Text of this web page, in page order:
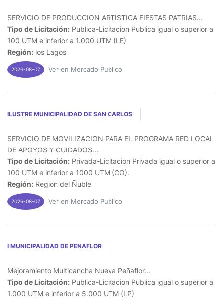
SERVICIO DE PRODUCCION ARTISTICA FIESTAS PATRIAS...
Tipo de Licitación: Publica-Licitacion Publica igual o superior a
100 UTM e inferior a 1.000 UTM (LE)
Región: los Lagos
2026-08-07 Ver en Mercado Publico
ILUSTRE MUNICIPALIDAD DE SAN CARLOS
SERVICIO DE MOVILIZACION PARA EL PROGRAMA RED LOCAL
DE APOYOS Y CUIDADOS...
Tipo de Licitación: Privada-Licitacion Privada igual o superior a
100 UTM e inferior a 1000 UTM (CO).
Región: Region del Ñuble
2026-08-07 Ver en Mercado Publico
I MUNICIPALIDAD DE PENAFLOR
Mejoramiento Multicancha Nueva Peñaflor...
Tipo de Licitación: Publica-Licitacion Publica igual o superior a
1.000 UTM e inferior a 5.000 UTM (LP)